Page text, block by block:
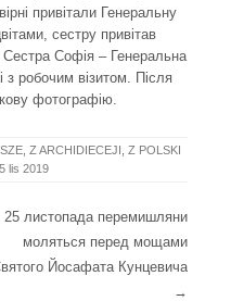
привітали Генеральну
сестру привітав
Софія – Генеральна
робочим візитом. Після
фотографію.
Z ARCHIDIECEJI Z POLSKI
lis 2019
25 листопада перемишляни
моляться перед мощами
Йосафата Кунцевича
→